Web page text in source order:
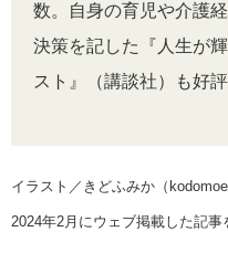
数。自身の育児や介護
決策を記した『人生が
スト』（講談社）も好評
イラスト／きどふみか（
2024年2月にウェブ掲載した記事